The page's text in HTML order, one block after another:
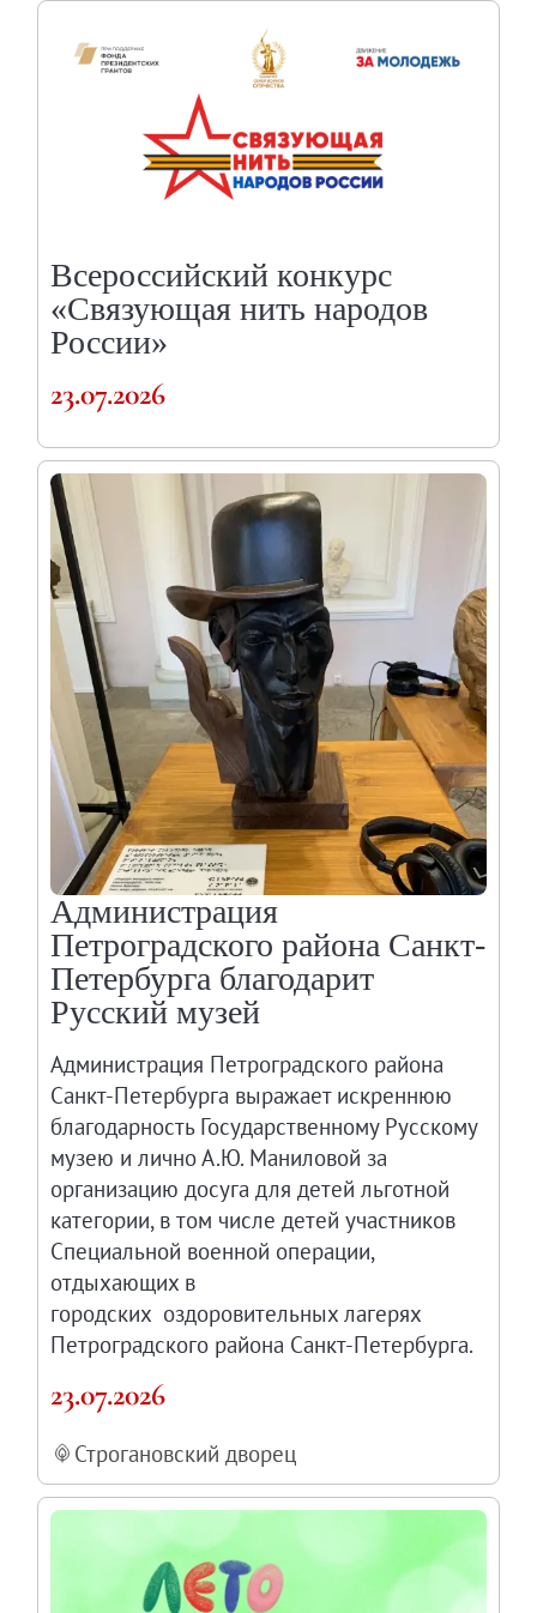
Всероссийский конкурс
«Связующая нить народов
России»
23.07.2026
Администрация
Петроградского района Санкт-
Петербурга благодарит
Русский музей
Администрация Петроградского района
Санкт-Петербурга выражает искреннюю
благодарность Государственному Русскому
музею и лично А.Ю. Маниловой за
организацию досуга для детей льготной
категории, в том числе детей участников
Специальной военной операции,
отдыхающих в
городских оздоровительных лагерях
Петроградского района Санкт-Петербурга.
23.07.2026
Строгановский дворец